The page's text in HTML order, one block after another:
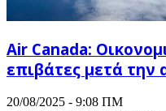
Air Canada:
επιβάτες μετά την
20/08/2025 - 9:08 ΠΜ